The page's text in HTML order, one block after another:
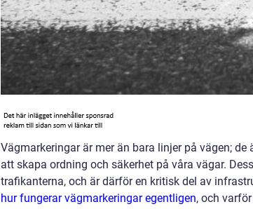
Vägmarkeringar är mer än bara linjer på vägen;
att skapa ordning och säkerhet på våra vägar.
trafikanterna, och är därför en kritisk del av
hur fungerar vägmarkeringar egentligen, och